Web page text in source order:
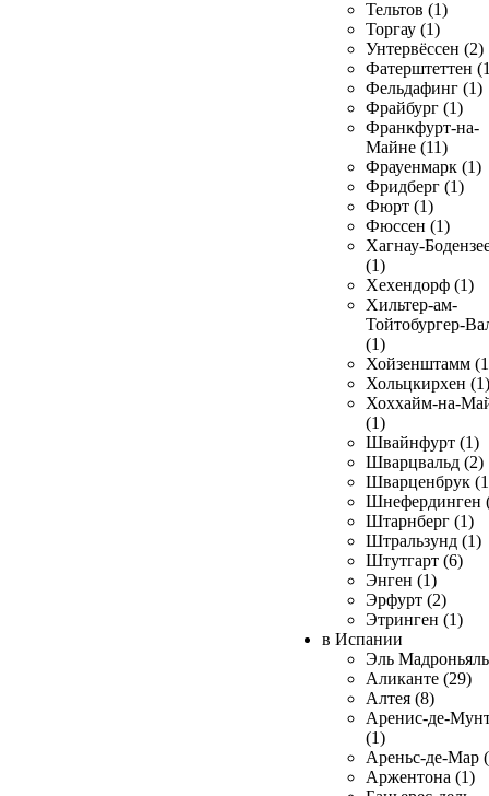
Тельтов (1)
Торгау (1)
Унтервёссен (2)
Фатерштеттен
Фельдафинг (1)
Фрайбург (1)
Франкфурт-на-
Майне (11)
Фрауенмарк (1)
Фридберг (1)
Фюрт (1)
Фюссен (1)
Хагнау-
(1)
Хехендорф (1)
Хильтер-ам-
Тойтобургер-
(1)
Хойзенштамм
Хольцкирхен (1)
Хоххайм-на-
(1)
Швайнфурт (1)
Шварцвальд (2)
Шварценбрук
Шнефердинген
Штарнберг (1)
Штральзунд (1)
Штутгарт (6)
Энген (1)
Эрфурт (2)
Этринген (1)
в Испании
Эль
Аликанте (29)
Алтея (8)
Аренис-де-
(1)
Ареньс-де-Мар
Аржентона (1)